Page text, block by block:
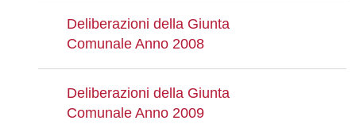
Deliberazioni della Giunta
Comunale Anno 2008
Deliberazioni della Giunta
Comunale Anno 2009